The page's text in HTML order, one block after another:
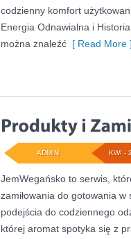
codzienny komfort
Energia Odnawialna i
można znaleźć [ Read More
KWI -
ADMIN
JemWegańsko to serwis,
zamiłowania do gotowania
podejścia do codziennego
której aromat spotyka się z